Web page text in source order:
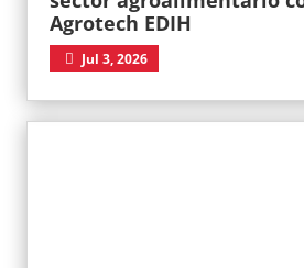
Agrotech EDIH
Jul 3, 2026